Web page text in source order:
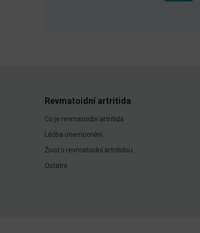
Revmatoidní artritida
Co je revmatoidní artritida
Léčba onemocnění
Život s revmatoidní artritidou
Ostatní